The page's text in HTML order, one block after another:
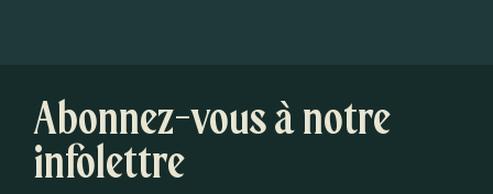
Abonnez-vous à notre
infolettre